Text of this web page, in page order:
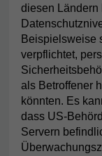
diesen Ländern
Beispielsweise
verpflichtet,
als Betroffener
könnten. Es
dass US-
Servern